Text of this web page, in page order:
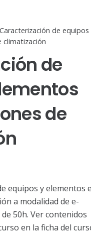
de equipos
climatización
de
de
equipos y elementos
a modalidad de e-
50h. Ver contenidos
en la ficha del